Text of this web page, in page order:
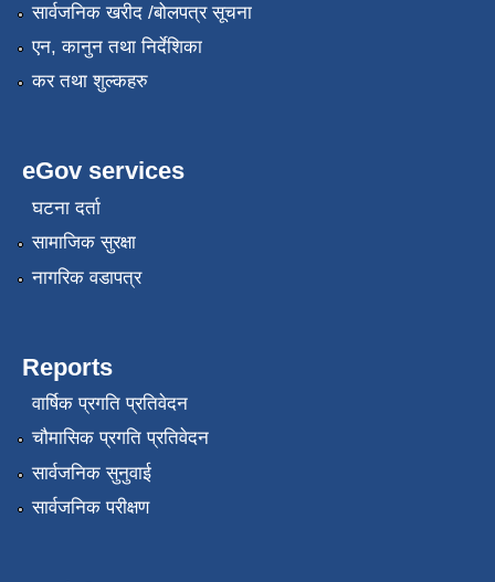
सार्वजनिक खरीद /बोलपत्र सूचना
एन, कानुन तथा निर्देशिका
कर तथा शुल्कहरु
eGov services
घटना दर्ता
सामाजिक सुरक्षा
नागरिक वडापत्र
Reports
वार्षिक प्रगति प्रतिवेदन
चौमासिक प्रगति प्रतिवेदन
सार्वजनिक सुनुवाई
सार्वजनिक परीक्षण